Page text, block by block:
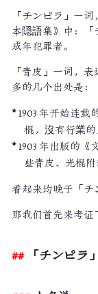
「チンピラ」一
本隠語集》中：「
成年犯罪者。
「青皮」一词，
多的几个出处是：
1903 年开始连载
棍，沒有行業的
1903 年出版的《
些青皮、光棍附
看起来均晚于「チ
那我们首先来考证
「チンピラ